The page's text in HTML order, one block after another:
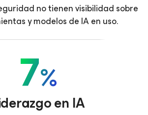
no tienen visibilidad sobre
y modelos de IA en uso.
7%
en IA